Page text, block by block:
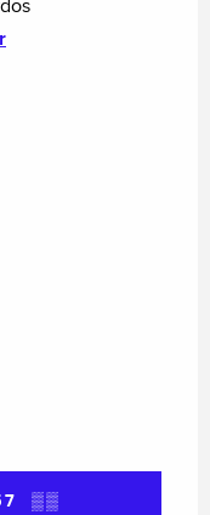
▒▒